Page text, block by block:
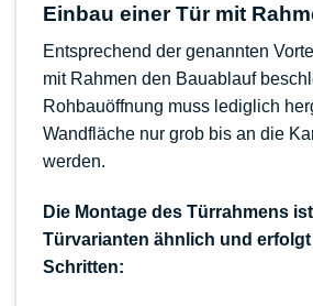
Einbau einer Tür mit
Entsprechend der genannten
mit Rahmen den Bauablauf
Rohbauöffnung muss lediglich
Wandfläche nur grob bis an die
werden.
Die Montage des Türrahmens
Türvarianten ähnlich und
Schritten: